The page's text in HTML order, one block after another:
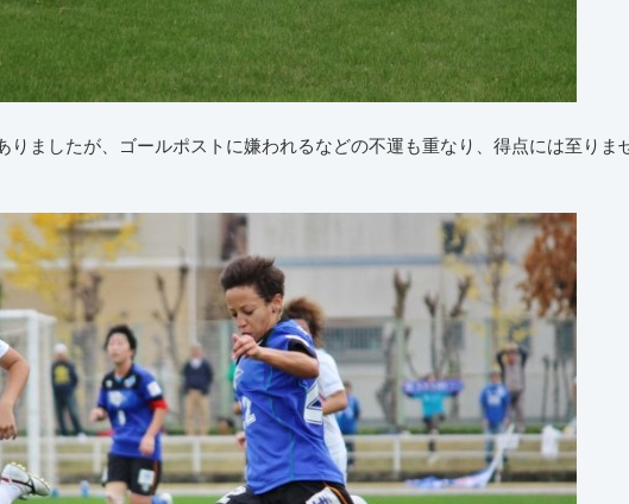
りましたが、ゴールポストに嫌われるなどの不運も重なり、得点には至りま